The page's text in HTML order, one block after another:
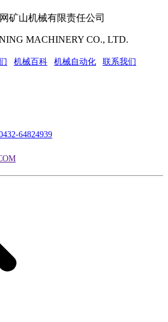
矿山机械有限责任公司
MACHINERY CO., LTD.
机械百科 机械自动化 联系我们
64824939